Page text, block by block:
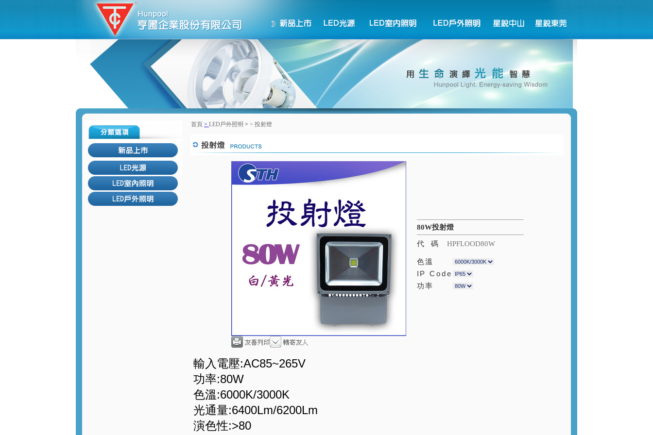
首頁 > LED戶外照明 > > 投射燈
80W投射燈
代碼 HPFLOOD80W
色溫
IP Code
功率
輸入電壓:AC85~265V
功率:80W
色溫:6000K/3000K
光通量:6400Lm/6200Lm
演色性:>80